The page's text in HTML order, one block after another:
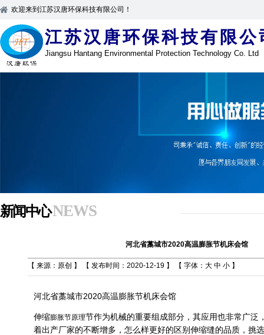
欢迎来到江苏汉唐环保科技有限公司！
江苏汉唐环保科技有限公
Jiangsu Hantang Environmental Protection Technology Co. Ltd
新闻中心NEWS
河北省藁城市2020高温膨胀节机床会馆
【 来源：原创 】 【 发布时间：2020-12-19 】 【 字体： 大 中 小 】
河北省藁城市2020高温膨胀节机床会馆
伸缩膨胀节原理节作为机械的重要组成部分，其应用也非常广泛
着出产厂家的不断增多，怎么样更好的区别伸缩缝的品质，挑